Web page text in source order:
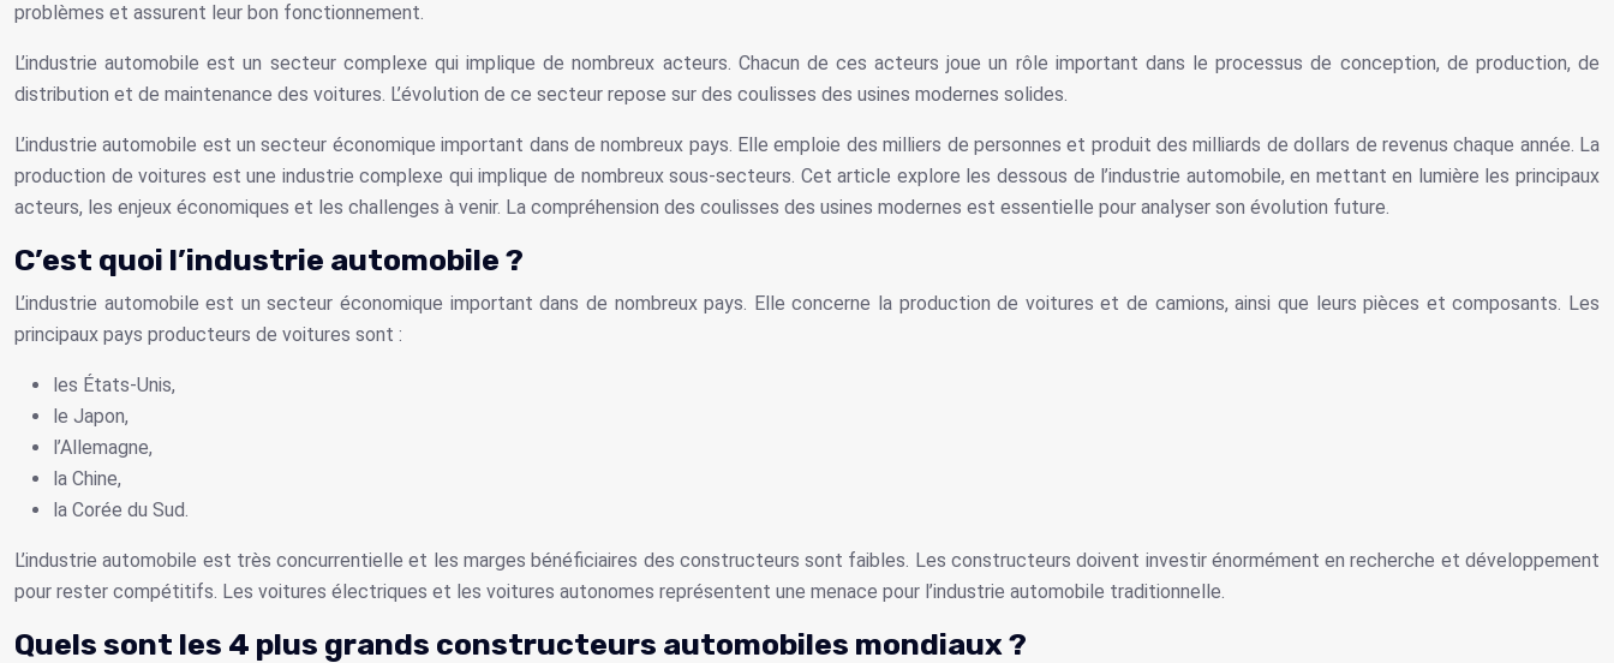
problèmes et assurent leur bon fonctionnement.
L’industrie automobile est un secteur complexe qui implique de nombreux acteurs. Chacun de ces acteurs joue un rôle important dans le processus de conception, de production, de
distribution et de maintenance des voitures. L’évolution de ce secteur repose sur des coulisses des usines modernes solides.
L’industrie automobile est un secteur économique important dans de nombreux pays. Elle emploie des milliers de personnes et produit des milliards de dollars de revenus chaque année. La
production de voitures est une industrie complexe qui implique de nombreux sous-secteurs. Cet article explore les dessous de l’industrie automobile, en mettant en lumière les principaux
acteurs, les enjeux économiques et les challenges à venir. La compréhension des coulisses des usines modernes est essentielle pour analyser son évolution future.
C’est quoi l’industrie automobile ?
L’industrie automobile est un secteur économique important dans de nombreux pays. Elle concerne la production de voitures et de camions, ainsi que leurs pièces et composants. Les
principaux pays producteurs de voitures sont :
les États-Unis,
le Japon,
l’Allemagne,
la Chine,
la Corée du Sud.
L’industrie automobile est très concurrentielle et les marges bénéficiaires des constructeurs sont faibles. Les constructeurs doivent investir énormément en recherche et développement
pour rester compétitifs. Les voitures électriques et les voitures autonomes représentent une menace pour l’industrie automobile traditionnelle.
Quels sont les 4 plus grands constructeurs automobiles mondiaux ?